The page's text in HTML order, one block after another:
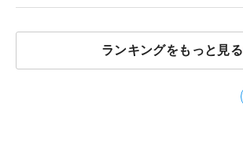
JOYX OPEN】
ランキングをもっと見る